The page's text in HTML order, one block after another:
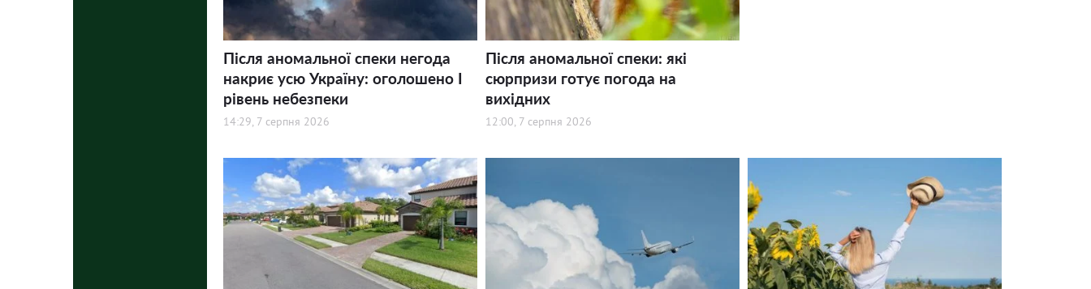
Після аномальної спеки негода
накриє усю Україну: оголошено І
рівень небезпеки
14:29, 7 серпня 2026
Після аномальної спеки: які
сюрпризи готує погода на
вихідних
12:00, 7 серпня 2026